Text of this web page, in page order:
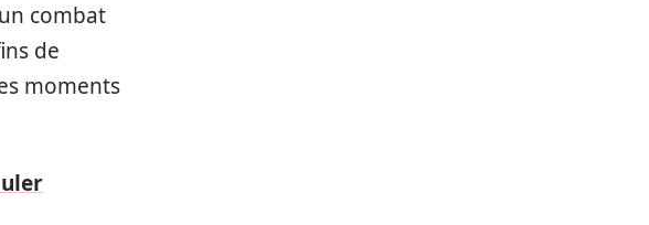
combat
de
moments